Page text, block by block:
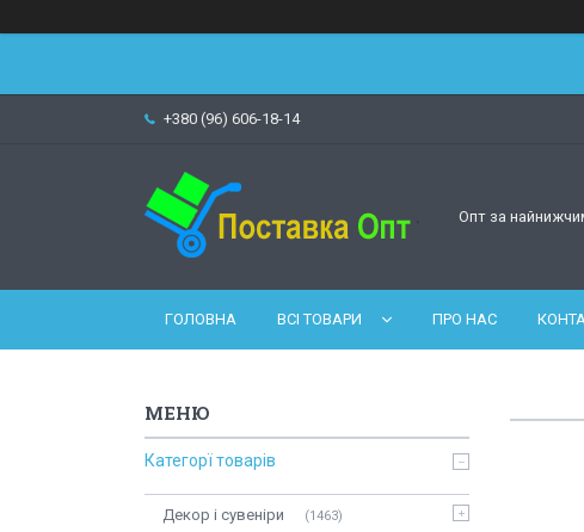
+380 (96) 606-18-14
Опт за
ГОЛОВНА ВСІ ТОВАРИ ПРО НАС
Категорї товарів
Декор і сувеніри 1463